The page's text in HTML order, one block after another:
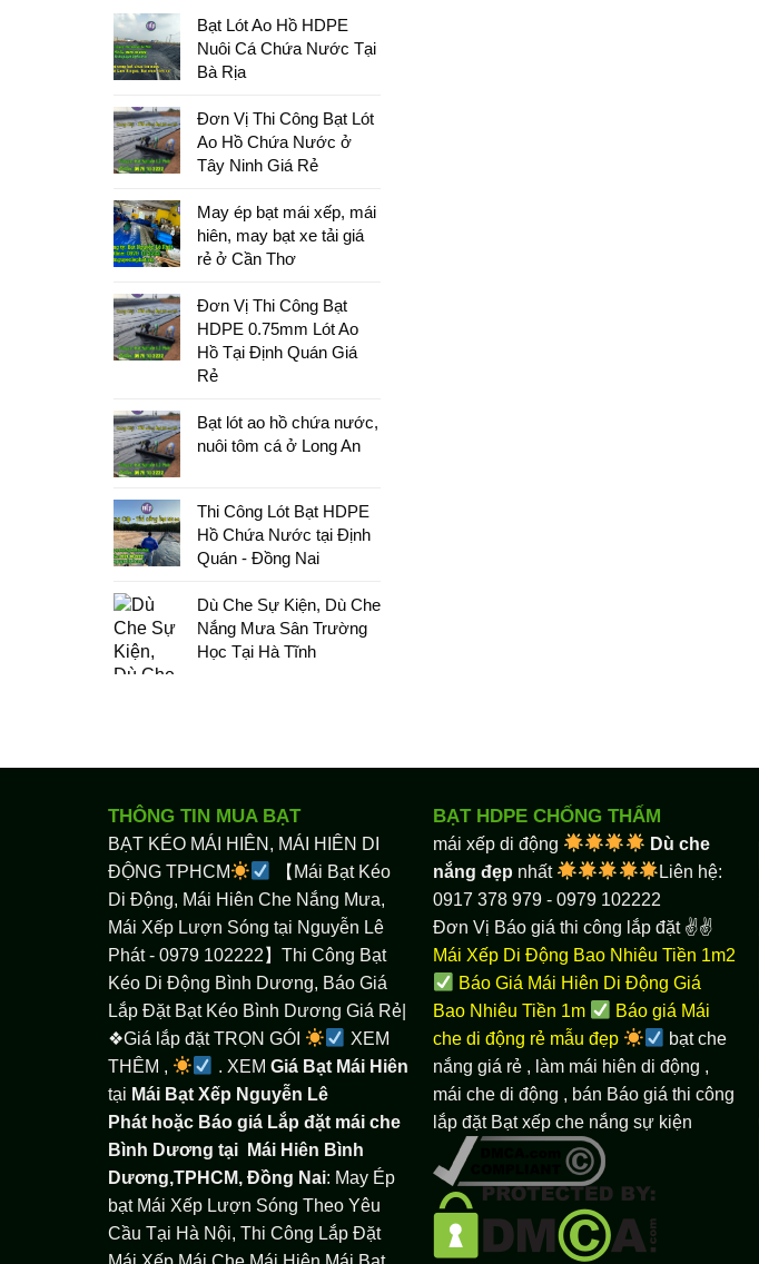
Bạt Lót Ao Hồ HDPE
Nuôi Cá Chứa Nước Tại
Bà Rịa
Đơn Vị Thi Công Bạt Lót
Ao Hồ Chứa Nước ở
Tây Ninh Giá Rẻ
May ép bạt mái xếp, mái
hiên, may bạt xe tải giá
rẻ ở Cần Thơ
Đơn Vị Thi Công Bạt
HDPE 0.75mm Lót Ao
Hồ Tại Định Quán Giá
Rẻ
Bạt lót ao hồ chứa nước,
nuôi tôm cá ở Long An
Thi Công Lót Bạt HDPE
Hồ Chứa Nước tại Định
Quán - Đồng Nai
Dù Che Sự Kiện, Dù Che
Nắng Mưa Sân Trường
Học Tại Hà Tĩnh
THÔNG TIN MUA BẠT
BẠT KÉO MÁI HIÊN, MÁI HIÊN DI
ĐỘNG TPHCM
【Mái Bạt Kéo
Di Động, Mái Hiên Che Nắng Mưa,
Mái Xếp Lượn Sóng tại Nguyễn Lê
Phát - 0979 102222】Thi Công Bạt
Kéo Di Động Bình Dương, Báo Giá
Lắp Đặt Bạt Kéo Bình Dương Giá Rẻ|
❖Giá lắp đặt TRỌN GÓI
XEM
THÊM ,
. XEM Giá Bạt Mái Hiên
tại Mái Bạt Xếp Nguyễn Lê
Phát hoặc Báo giá Lắp đặt mái che
Bình Dương tại Mái Hiên Bình
Dương,TPHCM, Đồng Nai: May Ép
bạt Mái Xếp Lượn Sóng Theo Yêu
Cầu Tại Hà Nội, Thi Công Lắp Đặt
BẠT HDPE CHỐNG THẤM
mái xếp di động
Dù che
nắng đẹp nhất
Liên hệ:
0917 378 979 - 0979 102222
Đơn Vị Báo giá thi công lắp đặt ✌✌
Mái Xếp Di Động Bao Nhiêu Tiền 1m2
Báo Giá Mái Hiên Di Động Giá
Bao Nhiêu Tiền 1m
Báo giá Mái
che di động rẻ mẫu đẹp
bạt che
nắng giá rẻ , làm mái hiên di động ,
mái che di động , bán Báo giá thi công
lắp đặt Bạt xếp che nắng sự kiện